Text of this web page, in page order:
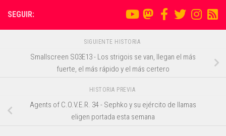
SEGUIR:
SIGUIENTE HISTORIA
Smallscreen S03E13 - Los strigois se van, llegan el más
fuerte, el más rápido y el más certero
HISTORIA PREVIA
Agents of C.O.V.E.R. 34 - Sephko y su ejército de llamas
eligen portada esta semana